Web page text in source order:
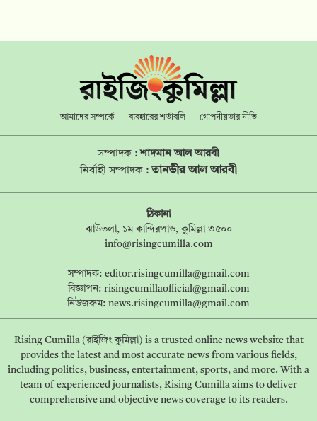
আমাদের সম্পর্কে ব্যবহারের শর্তাবলি গোপনীয়তার নীতি
সম্পাদক :শাদমান আল আরবী
নির্বাহী সম্পাদক :তানভীর আল আরবী
ঠিকানা
ঝাউতলা, ১ম কান্দিরপাড়, কুমিল্লা ৩৫০০
info@risingcumilla.com
সম্পাদক: editor.risingcumilla@gmail.com
বিজ্ঞাপন: risingcumillaofficial@gmail.com
নিউজরুম: news.risingcumilla@gmail.com
Rising Cumilla (রাইজিং কুমিল্লা) is a trusted online news website that
provides the latest and most accurate news from various fields,
including politics, business, entertainment, sports, and more. With a
team of experienced journalists, Rising Cumilla aims to deliver
comprehensive and objective news coverage to its readers.